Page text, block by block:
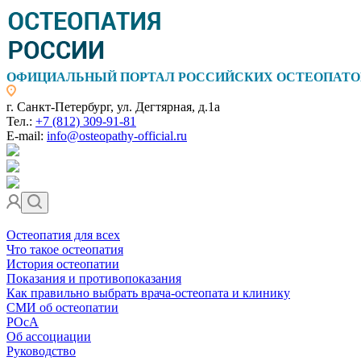
ОФИЦИАЛЬНЫЙ ПОРТАЛ РОССИЙСКИХ
г. Санкт-Петербург, ул. Дегтярная, д.1а
Тел.: +7 (812) 309-91-81
E-mail: info@osteopathy-official.ru
Остеопатия для всех
Что такое остеопатия
История остеопатии
Показания и противопоказания
Как правильно выбрать врача-остеопата и клинику
СМИ об остеопатии
РОсА
Об ассоциации
Руководство